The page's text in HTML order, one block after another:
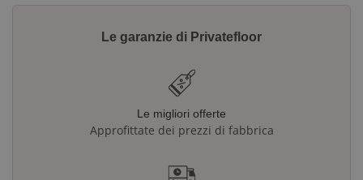
Le garanzie di Privatefloor
Le migliori offerte
Approfittate dei prezzi di fabbrica